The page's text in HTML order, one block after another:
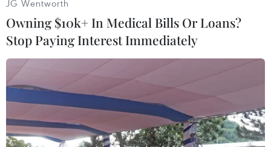
Văn Hưng (Vietnam+)
JG Wentworth
Owning $10k+ In Medical Bills Or Loans?
Stop Paying Interest Immediately